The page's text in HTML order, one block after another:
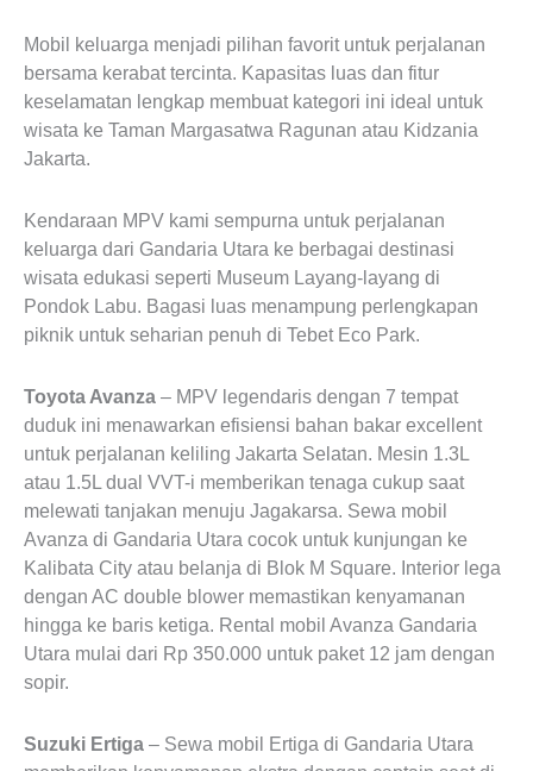
Mobil keluarga menjadi pilihan favorit untuk perjalanan
bersama kerabat tercinta. Kapasitas luas dan fitur
keselamatan lengkap membuat kategori ini ideal untuk
wisata ke Taman Margasatwa Ragunan atau Kidzania
Jakarta.
Kendaraan MPV kami sempurna untuk perjalanan
keluarga dari Gandaria Utara ke berbagai destinasi
wisata edukasi seperti Museum Layang-layang di
Pondok Labu. Bagasi luas menampung perlengkapan
piknik untuk seharian penuh di Tebet Eco Park.
Toyota Avanza – MPV legendaris dengan 7 tempat
duduk ini menawarkan efisiensi bahan bakar excellent
untuk perjalanan keliling Jakarta Selatan. Mesin 1.3L
atau 1.5L dual VVT-i memberikan tenaga cukup saat
melewati tanjakan menuju Jagakarsa. Sewa mobil
Avanza di Gandaria Utara cocok untuk kunjungan ke
Kalibata City atau belanja di Blok M Square. Interior lega
dengan AC double blower memastikan kenyamanan
hingga ke baris ketiga. Rental mobil Avanza Gandaria
Utara mulai dari Rp 350.000 untuk paket 12 jam dengan
sopir.
Suzuki Ertiga – Sewa mobil Ertiga di Gandaria Utara